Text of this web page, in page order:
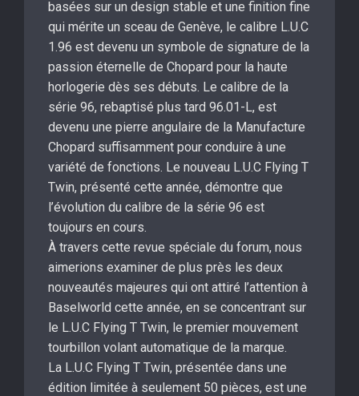
basées sur un design stable et une finition fine
qui mérite un sceau de Genève, le calibre L.U.C
1.96 est devenu un symbole de signature de la
passion éternelle de Chopard pour la haute
horlogerie dès ses débuts. Le calibre de la
série 96, rebaptisé plus tard 96.01-L, est
devenu une pierre angulaire de la Manufacture
Chopard suffisamment pour conduire à une
variété de fonctions. Le nouveau L.U.C Flying T
Twin, présenté cette année, démontre que
l’évolution du calibre de la série 96 est
toujours en cours.
À travers cette revue spéciale du forum, nous
aimerions examiner de plus près les deux
nouveautés majeures qui ont attiré l’attention à
Baselworld cette année, en se concentrant sur
le L.U.C Flying T Twin, le premier mouvement
tourbillon volant automatique de la marque.
La L.U.C Flying T Twin, présentée dans une
édition limitée à seulement 50 pièces, est une